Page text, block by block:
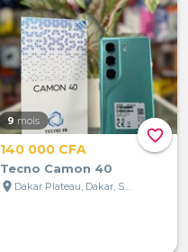
favorite_border
9 mois
140 000 CFA
Tecno Camon 40
location_on
Dakar Plateau, Dakar, Sénégal